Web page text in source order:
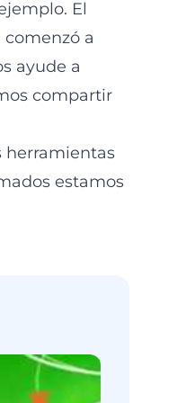
El
a
ayude a
compartir
herramientas
estamos